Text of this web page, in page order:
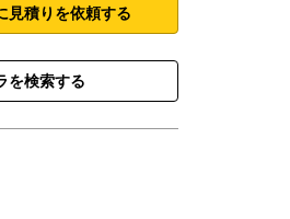
見積りを依頼する
を検索する